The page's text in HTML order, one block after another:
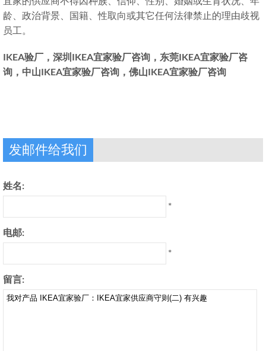
龄、政治背景、国籍、性取向或其它任何法律禁止的理由歧视
员工。
IKEA验厂，深圳IKEA宜家验厂咨询，东莞IKEA宜家验厂咨
询，中山IKEA宜家验厂咨询，佛山IKEA宜家验厂咨询
发邮件给我们
姓名:
*
电邮:
*
留言: